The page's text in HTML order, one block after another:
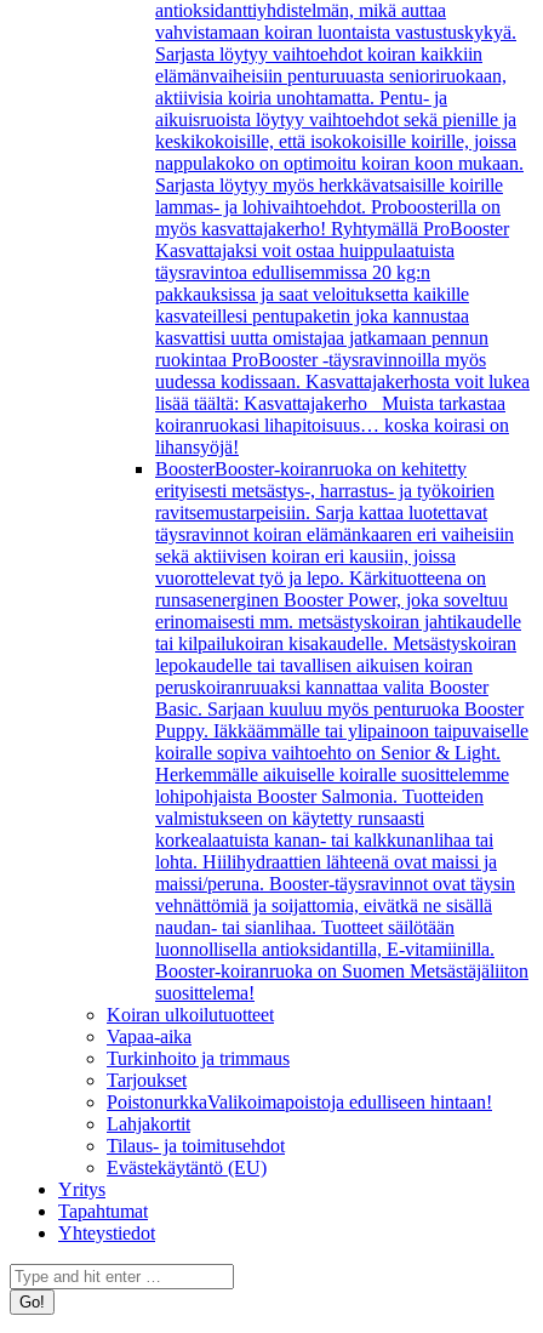
antioksidanttiyhdistelmän, mikä auttaa
vahvistamaan koiran luontaista vastustuskykyä.
Sarjasta löytyy vaihtoehdot koiran kaikkiin
elämänvaiheisiin penturuuasta senioriruokaan,
aktiivisia koiria unohtamatta. Pentu- ja
aikuisruoista löytyy vaihtoehdot sekä pienille ja
keskikokoisille, että isokokoisille koirille, joissa
nappulakoko on optimoitu koiran koon mukaan.
Sarjasta löytyy myös herkkävatsaisille koirille
lammas- ja lohivaihtoehdot. Proboosterilla on
myös kasvattajakerho! Ryhtymällä ProBooster
Kasvattajaksi voit ostaa huippulaatuista
täysravintoa edullisemmissa 20 kg:n
pakkauksissa ja saat veloituksetta kaikille
kasvateillesi pentupaketin joka kannustaa
kasvattisi uutta omistajaa jatkamaan pennun
ruokintaa ProBooster -täysravinnoilla myös
uudessa kodissaan. Kasvattajakerhosta voit lukea
lisää täältä: Kasvattajakerho Muista tarkastaa
koiranruokasi lihapitoisuus… koska koirasi on
lihansyöjä!
BoosterBooster-koiranruoka on kehitetty
erityisesti metsästys-, harrastus- ja työkoirien
ravitsemustarpeisiin. Sarja kattaa luotettavat
täysravinnot koiran elämänkaaren eri vaiheisiin
sekä aktiivisen koiran eri kausiin, joissa
vuorottelevat työ ja lepo. Kärkituotteena on
runsasenerginen Booster Power, joka soveltuu
erinomaisesti mm. metsästyskoiran jahtikaudelle
tai kilpailukoiran kisakaudelle. Metsästyskoiran
lepokaudelle tai tavallisen aikuisen koiran
peruskoiranruuaksi kannattaa valita Booster
Basic. Sarjaan kuuluu myös penturuoka Booster
Puppy. Iäkkäämmälle tai ylipainoon taipuvaiselle
koiralle sopiva vaihtoehto on Senior & Light.
Herkemmälle aikuiselle koiralle suosittelemme
lohipohjaista Booster Salmonia. Tuotteiden
valmistukseen on käytetty runsaasti
korkealaatuista kanan- tai kalkkunanlihaa tai
lohta. Hiilihydraattien lähteenä ovat maissi ja
maissi/peruna. Booster-täysravinnot ovat täysin
vehnättömiä ja soijattomia, eivätkä ne sisällä
naudan- tai sianlihaa. Tuotteet säilötään
luonnollisella antioksidantilla, E-vitamiinilla.
Booster-koiranruoka on Suomen Metsästäjäliiton
suosittelema!
Koiran ulkoilutuotteet
Vapaa-aika
Turkinhoito ja trimmaus
Tarjoukset
PoistonurkkaValikoimapoistoja edulliseen hintaan!
Lahjakortit
Tilaus- ja toimitusehdot
Evästekäytäntö (EU)
Yritys
Tapahtumat
Yhteystiedot
Search: